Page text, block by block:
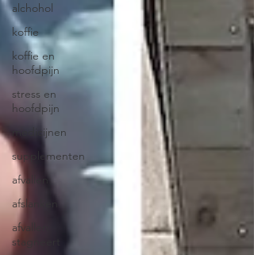
alchohol
koffie
koffie en
hoofdpijn
stress en
hoofdpijn
medicijnen
supplementen
afvallen
afslanken
afvallen
stagneert